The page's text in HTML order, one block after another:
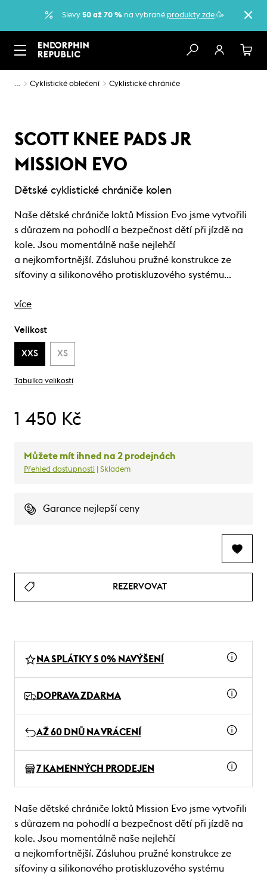
Slevy 50 až 70 % na vybrané produkty zde.🥳
… Cyklistické oblečení Cyklistické chrániče
SCOTT KNEE PADS JR
MISSION EVO
Dětské cyklistické chrániče kolen
Naše dětské chrániče loktů Mission Evo jsme vytvořili
s důrazem na pohodlí a bezpečnost dětí při jízdě na
kole. Jsou momentálně naše nejlehčí
a nejkomfortnější. Zásluhou pružné konstrukce ze
síťoviny a silikonového protiskluzového systému…
více
Velikost
XXS XS
Tabulka velikostí
1 450 Kč
Můžete mít ihned na 2 prodejnách
Přehled dostupnosti | Skladem
Garance nejlepší ceny
REZERVOVAT
NA SPLÁTKY S 0% NAVÝŠENÍ
DOPRAVA ZDARMA
AŽ 60 DNŮ NA VRÁCENÍ
7 KAMENNÝCH PRODEJEN
Naše dětské chrániče loktů Mission Evo jsme vytvořili
s důrazem na pohodlí a bezpečnost dětí při jízdě na
kole. Jsou momentálně naše nejlehčí
a nejkomfortnější. Zásluhou pružné konstrukce ze
síťoviny a silikonového protiskluzového systému